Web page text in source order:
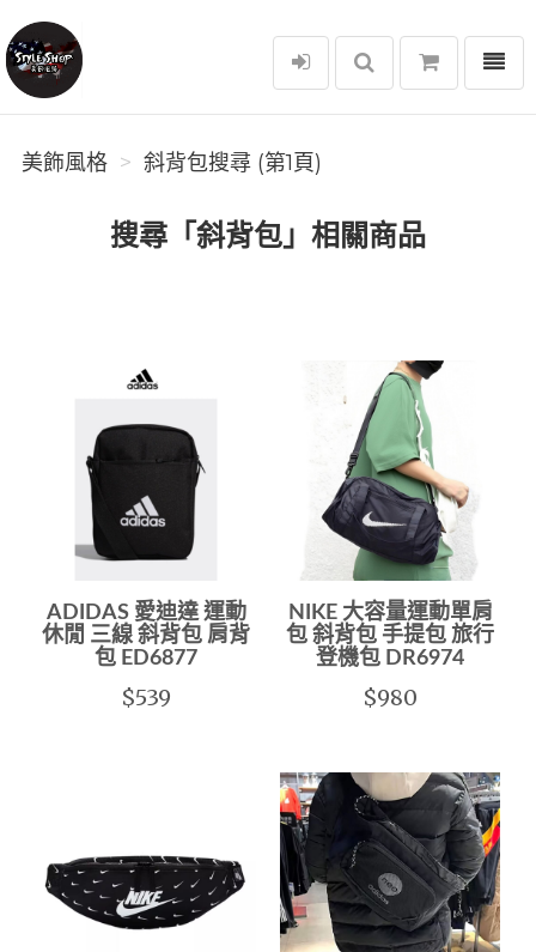
美飾風格
選單
美飾風格 斜背包搜尋 (第1頁)
搜尋「斜背包」相關商品
ADIDAS 愛迪達 運動
休閒 三線 斜背包 肩背
包 ED6877
$539
NIKE 大容量運動單肩
包 斜背包 手提包 旅行
登機包 DR6974
$980